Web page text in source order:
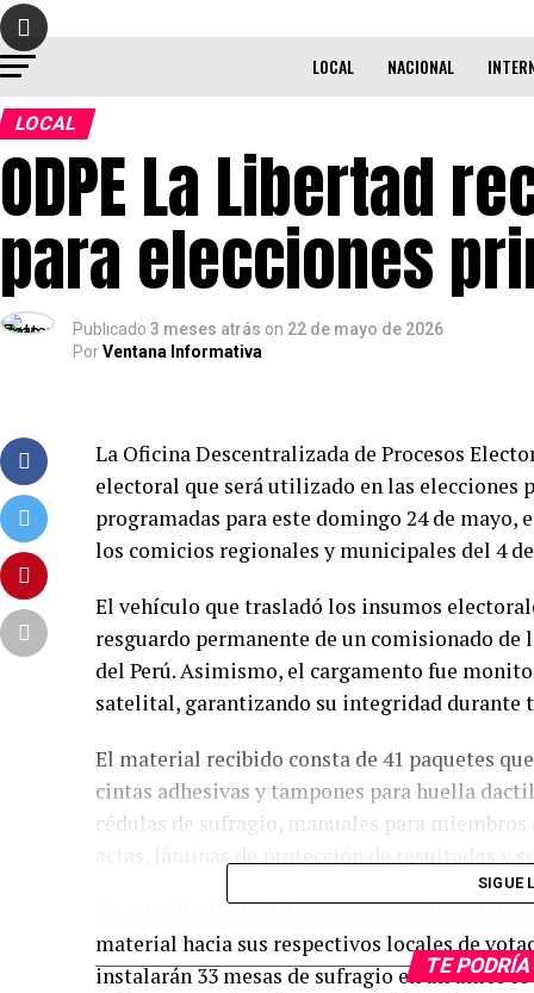
LOCAL NACIONAL
LOCAL
ODPE La Libertad
para elecciones
Publicado 3 meses atrás on 22 de mayo de 2026
PorVentana Informativa
La Oficina Descentralizada de Procesos
electoral que será utilizado en las elecciones
programadas para este domingo 24 de mayo,
los comicios regionales y municipales del 4
El vehículo que trasladó los insumos
resguardo permanente de un comisionado de
del Perú. Asimismo, el cargamento fue
satelital, garantizando su integridad durante
El material recibido consta de 41 paquetes
cintas adhesivas y tampones para huella
cédulas de sufragio, manuales para
En cumplimiento del cronograma electoral,
material hacia sus respectivos locales de
instalarán 33 mesas de sufragio en un único
SIGUE
TE